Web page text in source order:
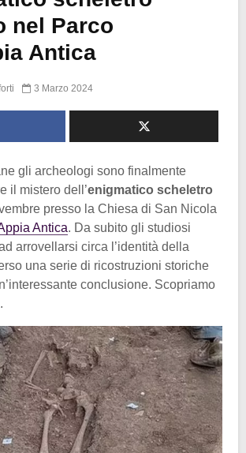
nel Parco
Antica
3 Marzo 2024
gli archeologi sono finalmente
il mistero dell’enigmatico scheletro
presso la Chiesa di San Nicola
Antica. Da subito gli studiosi
arrovellarsi circa l’identità della
una serie di ricostruzioni storiche
conclusione. Scopriamo